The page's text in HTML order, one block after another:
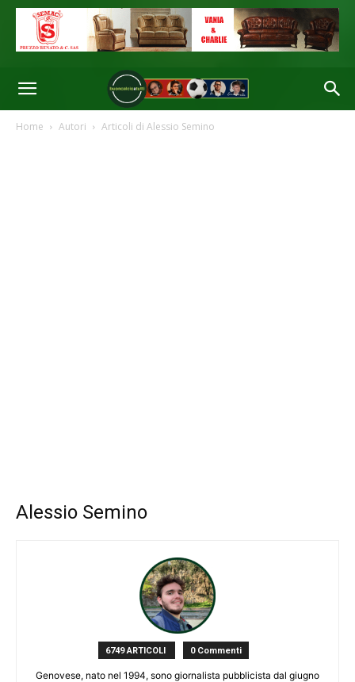
Home Autori Articoli di Alessio Semino
Alessio Semino
6749 ARTICOLI 0 Commenti
Genovese, nato nel 1994, sono giornalista pubblicista dal giugno